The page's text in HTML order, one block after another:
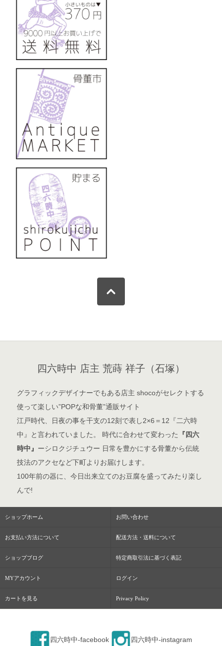
四六時中 店主 荒蒔 祥子（石塚）
グラフィックデザイナーでもある店主 shocoがセレクトする
使って楽しい”POPな和骨董”通販サイト
江戸時代、日夜の事を干支の12刻で表し2×6＝12『二六時
中』と言われていました。 時代に合わせて変わった
『四六
時中』 ーシロクジチュウー 日常を豊かにする骨董から伝統
技法のアクセなど下町よりお届けします。
100年前の器に、今日出来立てのお豆腐を盛ってみたり楽し
んで!
ショップホーム お問い合わせ
お支払い方法について 配送方法・送料について
ショップブログ 特定商取引法に基づく表記
MYアカウント ログイン
カートを見る Privacy Policy
四六時中-facebook 四六時中-instagram